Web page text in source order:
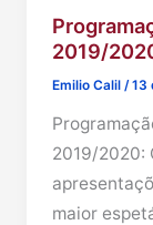
2019/
Emilio Calil/13
2019/2020:
maior